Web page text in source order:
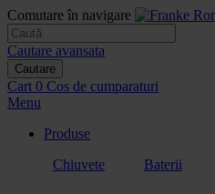
Comutare în navigare
Cautare avansata
Cautare
Cart 0 Cos de cumparaturi
Menu
Produse
Chiuvete
Baterii